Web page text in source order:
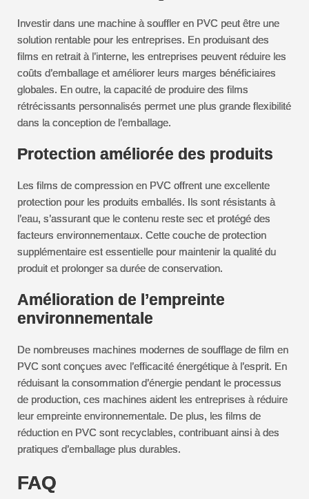
Investir dans une machine à souffler en PVC peut être une
solution rentable pour les entreprises. En produisant des
films en retrait à l’interne, les entreprises peuvent réduire les
coûts d’emballage et améliorer leurs marges bénéficiaires
globales. En outre, la capacité de produire des films
rétrécissants personnalisés permet une plus grande flexibilité
dans la conception de l’emballage.
Protection améliorée des produits
Les films de compression en PVC offrent une excellente
protection pour les produits emballés. Ils sont résistants à
l’eau, s’assurant que le contenu reste sec et protégé des
facteurs environnementaux. Cette couche de protection
supplémentaire est essentielle pour maintenir la qualité du
produit et prolonger sa durée de conservation.
Amélioration de l’empreinte
environnementale
De nombreuses machines modernes de soufflage de film en
PVC sont conçues avec l’efficacité énergétique à l’esprit. En
réduisant la consommation d’énergie pendant le processus
de production, ces machines aident les entreprises à réduire
leur empreinte environnementale. De plus, les films de
réduction en PVC sont recyclables, contribuant ainsi à des
pratiques d’emballage plus durables.
FAQ